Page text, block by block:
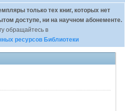
только тех книг, которых нет
доступе, ни на научном абонементе.
обращайтесь в
ресурсов Библиотеки